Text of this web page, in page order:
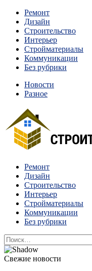
Перейти
содержимому
Ремонт
Дизайн
Строительство
Интерьер
Стройматериалы
Коммуникации
Без рубрики
Новости
Разное
Квартиры и дома, в
отличаются между собой.
Ремонт
Дизайн
Строительство
Интерьер
Стройматериалы
Коммуникации
Без рубрики
Найти:
Свежие новости